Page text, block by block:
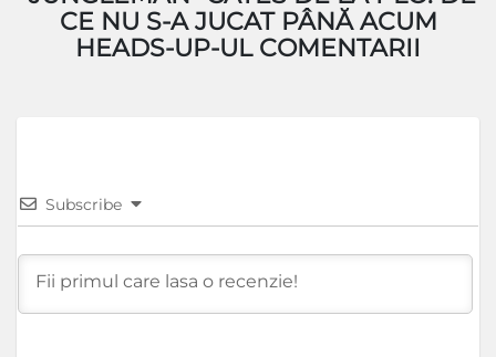
CE NU S-A JUCAT PÂNĂ ACUM
HEADS-UP-UL COMENTARII
Subscribe